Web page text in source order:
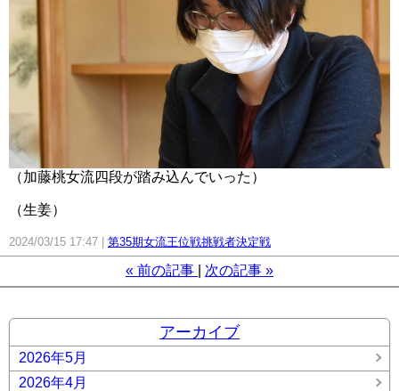
（加藤桃女流四段が踏み込んでいった）
（生姜）
2024/03/15 17:47 第35期女流王位戦挑戦者決定戦
« 前の記事 次の記事 »
アーカイブ
2026年5月
2026年4月